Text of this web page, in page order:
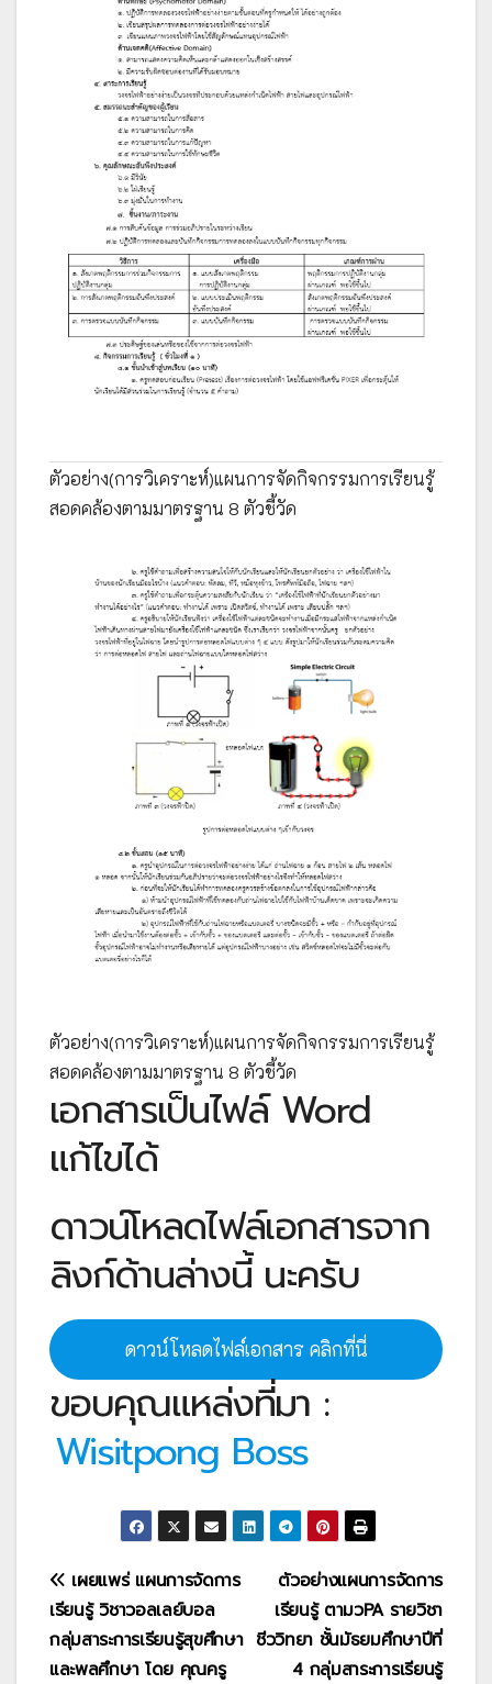
ตัวอย่าง(การวิเคราะห์)แผนการจัดกิจกรรมการเรียนรู้
สอดคล้องตามมาตรฐาน 8 ตัวชี้วัด
ตัวอย่าง(การวิเคราะห์)แผนการจัดกิจกรรมการเรียนรู้
สอดคล้องตามมาตรฐาน 8 ตัวชี้วัด
เอกสารเป็นไฟล์ Word
แก้ไขได้
ดาวน์โหลดไฟล์เอกสารจาก
ลิงก์ด้านล่างนี้ นะครับ
ดาวน์โหลดไฟล์เอกสาร คลิกที่นี่
ขอบคุณแหล่งที่มา :
Wisitpong Boss
แนะแนว
เรื่อง
ตัวอย่างแผนการจัดการ
เรียนรู้ ตามวPA รายวิชา
ชีววิทยา ชั้นมัธยมศึกษาปีที่
4 กลุ่มสาระการเรียนรู้
เผยแพร่ แผนการจัดการ
เรียนรู้ วิชาวอลเลย์บอล
กลุ่มสาระการเรียนรู้สุขศึกษา
และพลศึกษา โดย คุณครู